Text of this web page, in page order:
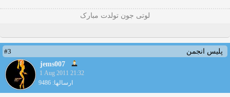
لوتی جون تولدت مبارک
پلیس انجمن
#3
jems007
1 Aug 2011 21:32
ارسالها: 9486